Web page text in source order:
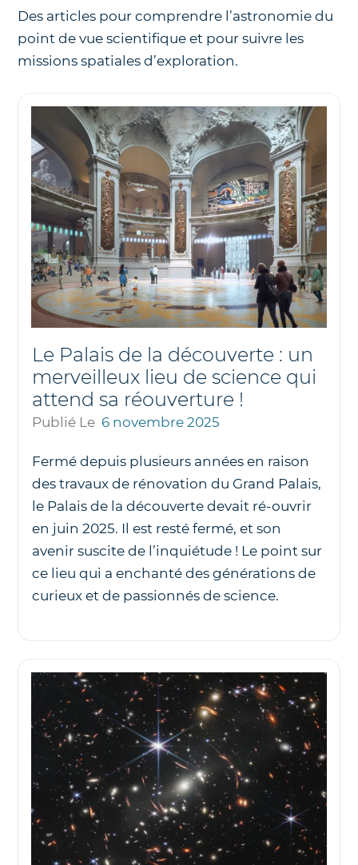
Nous
du ciel
Nos télescopes et accessoires
Des articles pour comprendre l’astronomie du
point de vue scientifique et pour suivre les
missions spatiales d’exploration.
Le Palais de la découverte : un
merveilleux lieu de science qui
attend sa réouverture !
Publié Le 6 novembre 2025
Fermé depuis plusieurs années en raison
des travaux de rénovation du Grand Palais,
le Palais de la découverte devait ré-ouvrir
en juin 2025. Il est resté fermé, et son
avenir suscite de l’inquiétude ! Le point sur
ce lieu qui a enchanté des générations de
curieux et de passionnés de science.